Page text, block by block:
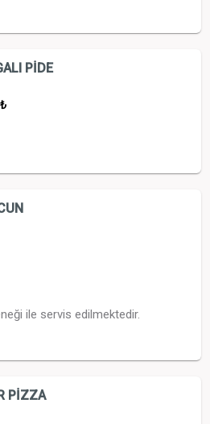
PİDE
₺
ile servis edilmektedir.
PİZZA